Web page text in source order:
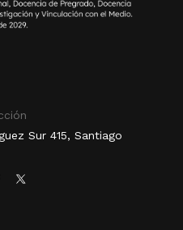
Sur 415, Santiago